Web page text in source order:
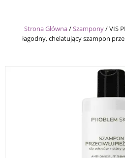
Strona Główna/Szampony/VIS
łagodny, chelatujący szampon